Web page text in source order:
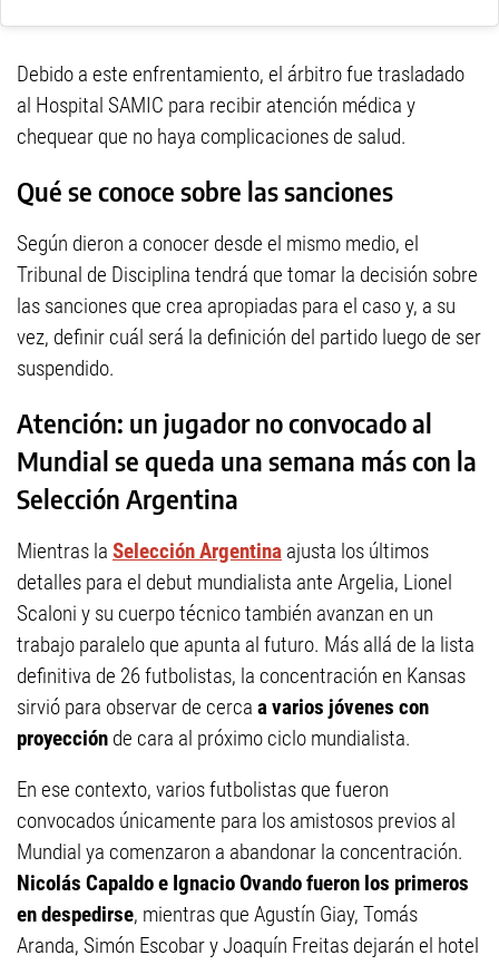
Debido a este enfrentamiento, el árbitro fue trasladado
al Hospital SAMIC para recibir atención médica y
chequear que no haya complicaciones de salud.
Qué se conoce sobre las sanciones
Según dieron a conocer desde el mismo medio, el
Tribunal de Disciplina tendrá que tomar la decisión sobre
las sanciones que crea apropiadas para el caso y, a su
vez, definir cuál será la definición del partido luego de ser
suspendido.
Atención: un jugador no convocado al
Mundial se queda una semana más con la
Selección Argentina
Mientras la Selección Argentina ajusta los últimos
detalles para el debut mundialista ante Argelia, Lionel
Scaloni y su cuerpo técnico también avanzan en un
trabajo paralelo que apunta al futuro. Más allá de la lista
definitiva de 26 futbolistas, la concentración en Kansas
sirvió para observar de cerca a varios jóvenes con
proyección de cara al próximo ciclo mundialista.
En ese contexto, varios futbolistas que fueron
convocados únicamente para los amistosos previos al
Mundial ya comenzaron a abandonar la concentración.
Nicolás Capaldo e Ignacio Ovando fueron los primeros
en despedirse, mientras que Agustín Giay, Tomás
Aranda, Simón Escobar y Joaquín Freitas dejarán el hotel